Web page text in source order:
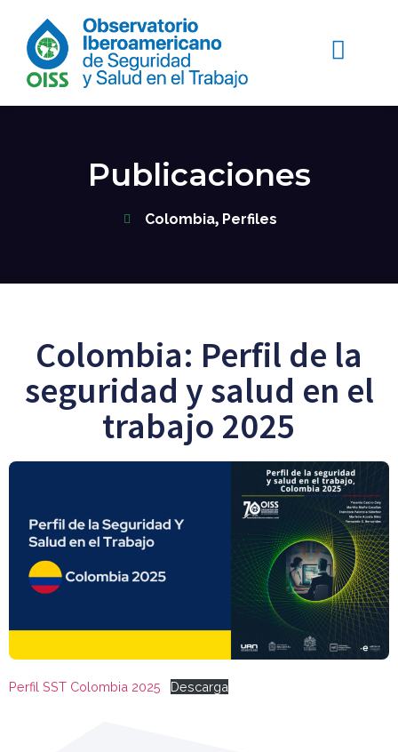
Publicaciones
Colombia, Perfiles
Colombia: Perfil de la
seguridad y salud en el
trabajo 2025
Perfil SST Colombia 2025 Descarga